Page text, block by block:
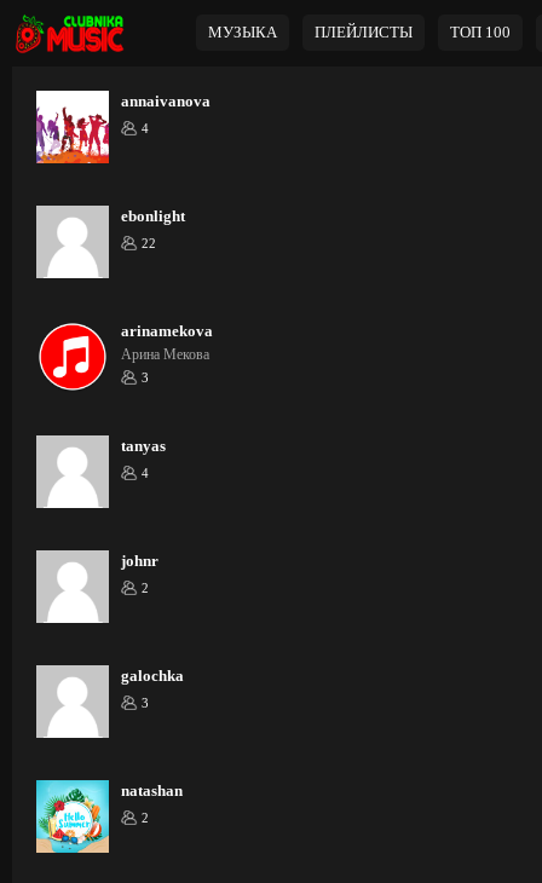
МУЗЫКА ПЛЕЙЛИСТЫ ТОП 100
annaivanova
4
ebonlight
22
arinamekova
Арина Мекова
3
tanyas
4
johnr
2
galochka
3
natashan
2